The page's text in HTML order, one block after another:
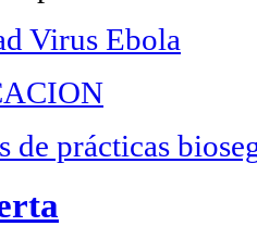
Virus Ebola
de prácticas